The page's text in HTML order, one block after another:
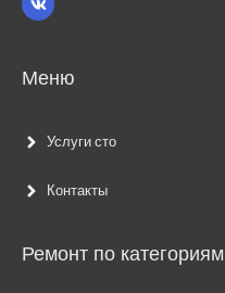
Меню
Услуги сто
Контакты
Ремонт по категориям